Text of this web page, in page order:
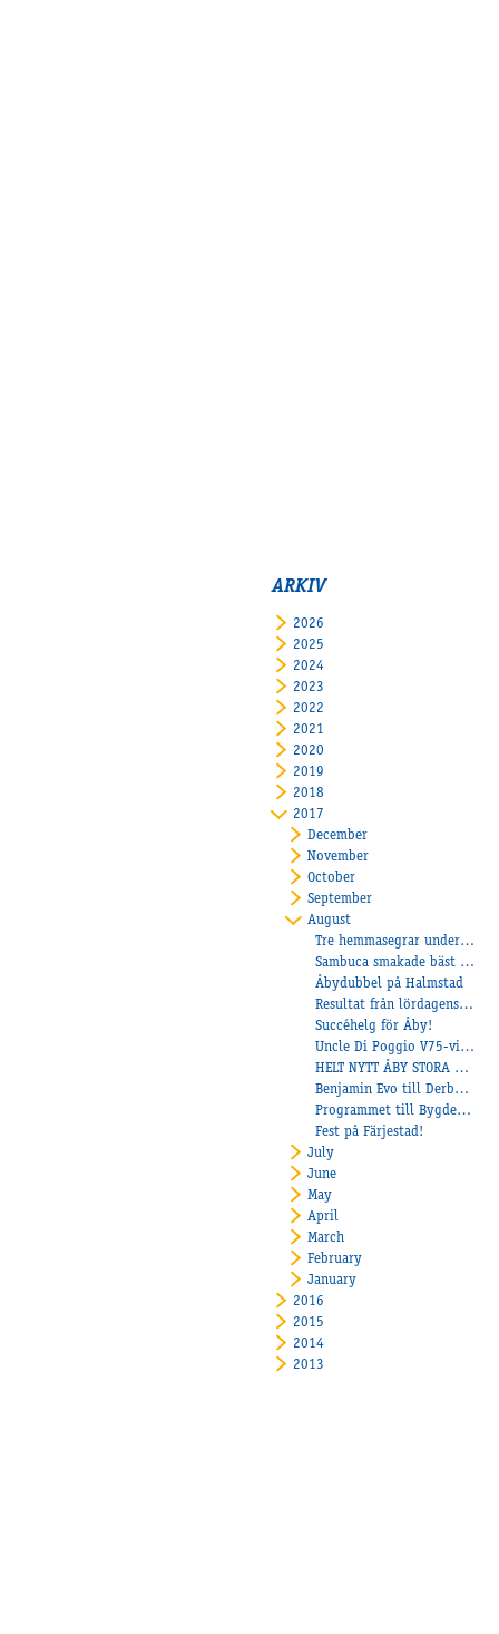
ARKIV
2026
2025
2024
2023
2022
2021
2020
2019
2018
2017
December
November
October
September
August
Tre hemmasegrar under onsdagkvällen
Sambuca smakade bäst på Axevalla!
Åbydubbel på Halmstad
Resultat från lördagens Bygdetrav!
Succéhelg för Åby!
Uncle Di Poggio V75-vinnare!
HELT NYTT ÅBY STORA PRIS
Benjamin Evo till Derbyfinalen!
Programmet till Bygdetravet 170826
Fest på Färjestad!
July
June
May
April
March
February
January
2016
2015
2014
2013